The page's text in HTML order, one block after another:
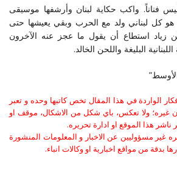
فناناً. واكب حكاية لبنان وأرشفها موسيقى
هو كل لبناني ولد مع الحرب وبقي يعيشها حتى
زياد استطاع أن يقول ما عجز عنه الآخرون
البليغة واللحن الخالد.
الواردة في هذا المقال تخص كاتبها وحده و تعبر
غيره؛ ولا تعكس، باي شكل من الاشكال، موقف او
هذا الموقع او ادارة تحريره.
غير مسؤوليين عن الاخبار و المعلومات المنشورة
بدقة من مواقع اخبارية او وكالات انباء.